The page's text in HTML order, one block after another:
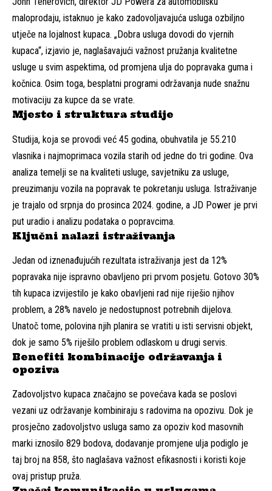
maloprodaju, istaknuo je kako zadovoljavajuća usluga ozbiljno
utječe na lojalnost kupaca. „Dobra usluga dovodi do vjernih
kupaca“, izjavio je, naglašavajući važnost pružanja kvalitetne
usluge u svim aspektima, od promjena ulja do popravaka guma i
kočnica. Osim toga, besplatni programi održavanja nude snažnu
motivaciju za kupce da se vrate.
Mjesto i struktura studije
Studija, koja se provodi već 45 godina, obuhvatila je 55.210
vlasnika i najmoprimaca vozila starih od jedne do tri godine. Ova
analiza temelji se na kvaliteti usluge, savjetniku za usluge,
preuzimanju vozila na popravak te pokretanju usluga. Istraživanje
je trajalo od srpnja do prosinca 2024. godine, a JD Power je prvi
put uradio i analizu podataka o popravcima.
Ključni nalazi istraživanja
Jedan od iznenađujućih rezultata istraživanja jest da 12%
popravaka nije ispravno obavljeno pri prvom posjetu. Gotovo 30%
tih kupaca izvijestilo je kako obavljeni rad nije riješio njihov
problem, a 28% navelo je nedostupnost potrebnih dijelova.
Unatoč tome, polovina njih planira se vratiti u isti servisni objekt,
dok je samo 5% riješilo problem odlaskom u drugi servis.
Benefiti kombinacije održavanja i
opoziva
Zadovoljstvo kupaca značajno se povećava kada se poslovi
vezani uz održavanje kombiniraju s radovima na opozivu. Dok je
prosječno zadovoljstvo usluga samo za opoziv kod masovnih
marki iznosilo 829 bodova, dodavanje promjene ulja podiglo je
taj broj na 858, što naglašava važnost efikasnosti i koristi koje
ovaj pristup pruža.